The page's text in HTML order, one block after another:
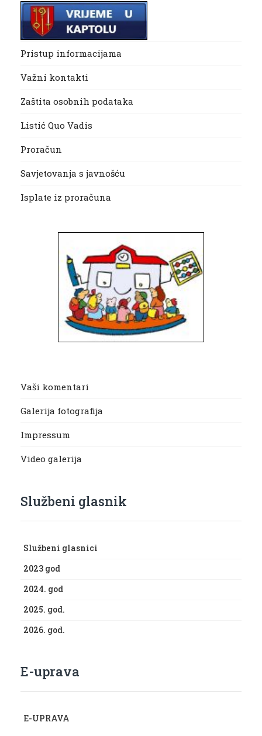
Pristup informacijama
Važni kontakti
Zaštita osobnih podataka
Listić Quo Vadis
Proračun
Savjetovanja s javnošću
Isplate iz proračuna
Vaši komentari
Galerija fotografija
Impressum
Video galerija
Službeni glasnik
Službeni glasnici
2023 god
2024. god
2025. god.
2026. god.
E-uprava
E-UPRAVA